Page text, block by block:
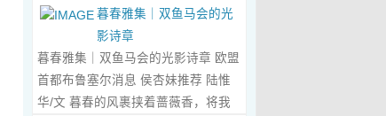
赤诚的文化情怀，畅谈过后，内心满
是深切的感念与久久不散的触动，更
让我对国风服饰的创作之路，有了全
新的认知与坚守。...Read More...
Elin，生于湖南邵东的乡野村落，如
今扎根东莞，在服装与设计的领域
里，书写着属于自己的人生篇章。 我
的童年，是被墨香与书卷包裹的时
光。外公是当地颇负盛名的国画爱好
暮春雅集｜双鱼马会的光
影诗章
暮春雅集｜双鱼马会的光影诗章 欧盟
首都布鲁塞尔消息 侯杏妹推荐 陆惟
华/文 暮春的风裹挟着蔷薇香，将我